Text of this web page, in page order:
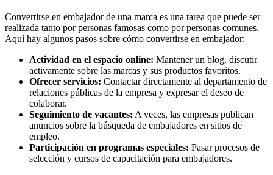
Convertirse en embajador de una marca es una tarea que puede ser
realizada tanto por personas famosas como por personas comunes.
Aquí hay algunos pasos sobre cómo convertirse en embajador:
Actividad en el espacio online: Mantener un blog, discutir
activamente sobre las marcas y sus productos favoritos.
Ofrecer servicios: Contactar directamente al departamento de
relaciones públicas de la empresa y expresar el deseo de
colaborar.
Seguimiento de vacantes: A veces, las empresas publican
anuncios sobre la búsqueda de embajadores en sitios de
empleo.
Participación en programas especiales: Pasar procesos de
selección y cursos de capacitación para embajadores.